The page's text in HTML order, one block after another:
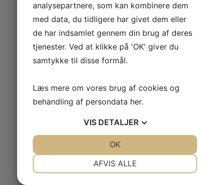
analysepartnere, som kan kombinere dem
med data, du tidligere har givet dem eller
de har indsamlet gennem din brug af deres
tjenester. Ved at klikke på 'OK' giver du
samtykke til disse formål.
Læs mere om vores brug af cookies og
behandling af persondata her.
VIS DETALJER
AFVIS ALLE
OK